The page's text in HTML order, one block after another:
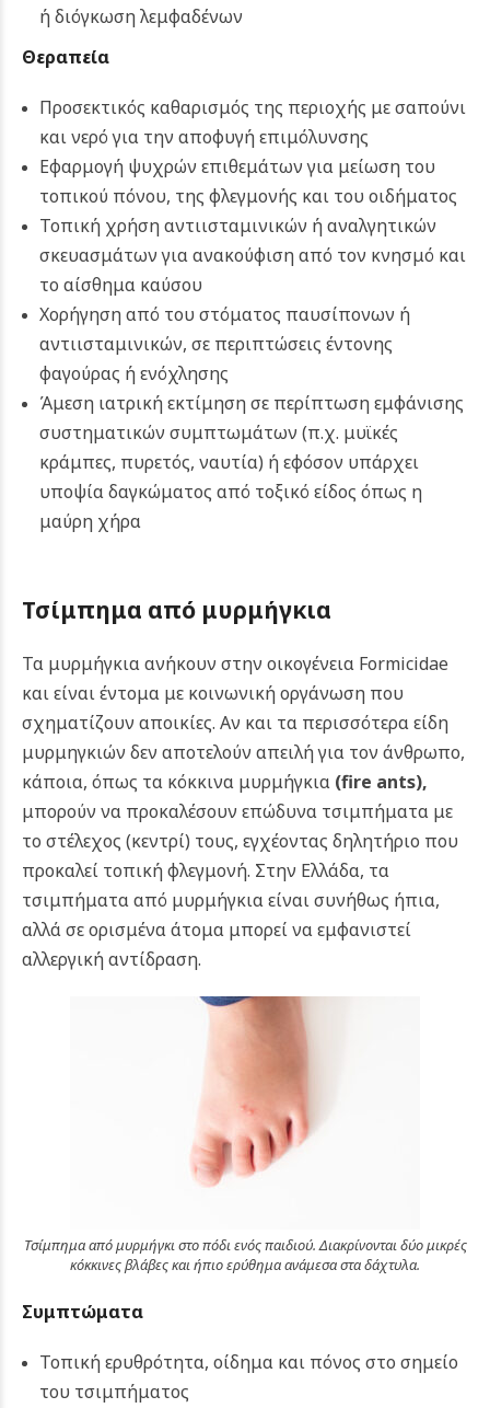
ή διόγκωση λεμφαδένων
Θεραπεία
Προσεκτικός καθαρισμός της περιοχής με σαπούνι
και νερό για την αποφυγή επιμόλυνσης
Εφαρμογή ψυχρών επιθεμάτων για μείωση του
τοπικού πόνου, της φλεγμονής και του οιδήματος
Τοπική χρήση αντιισταμινικών ή αναλγητικών
σκευασμάτων για ανακούφιση από τον κνησμό και
το αίσθημα καύσου
Χορήγηση από του στόματος παυσίπονων ή
αντιισταμινικών, σε περιπτώσεις έντονης
φαγούρας ή ενόχλησης
Άμεση ιατρική εκτίμηση σε περίπτωση εμφάνισης
συστηματικών συμπτωμάτων (π.χ. μυϊκές
κράμπες, πυρετός, ναυτία) ή εφόσον υπάρχει
υποψία δαγκώματος από τοξικό είδος όπως η
μαύρη χήρα
Τσίμπημα από μυρμήγκια
Τα μυρμήγκια ανήκουν στην οικογένεια Formicidae
και είναι έντομα με κοινωνική οργάνωση που
σχηματίζουν αποικίες. Αν και τα περισσότερα είδη
μυρμηγκιών δεν αποτελούν απειλή για τον άνθρωπο,
κάποια, όπως τα κόκκινα μυρμήγκια (fire ants),
μπορούν να προκαλέσουν επώδυνα τσιμπήματα με
το στέλεχος (κεντρί) τους, εγχέοντας δηλητήριο που
προκαλεί τοπική φλεγμονή. Στην Ελλάδα, τα
τσιμπήματα από μυρμήγκια είναι συνήθως ήπια,
αλλά σε ορισμένα άτομα μπορεί να εμφανιστεί
αλλεργική αντίδραση.
Τσίμπημα από μυρμήγκι στο πόδι ενός παιδιού. Διακρίνονται δύο μικρές
κόκκινες βλάβες και ήπιο ερύθημα ανάμεσα στα δάχτυλα.
Συμπτώματα
Τοπική ερυθρότητα, οίδημα και πόνος στο σημείο
του τσιμπήματος